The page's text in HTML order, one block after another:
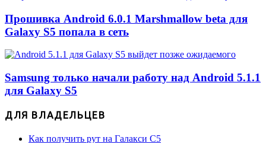
Прошивка Android 6.0.1 Marshmallow beta для
Galaxy S5 попала в сеть
Samsung только начали работу над Android 5.1.1
для Galaxy S5
ДЛЯ ВЛАДЕЛЬЦЕВ
Как получить рут на Галакси С5